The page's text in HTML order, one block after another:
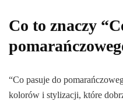
Co to znaczy
“Co pasuje do
kolorów i stylizacji, które